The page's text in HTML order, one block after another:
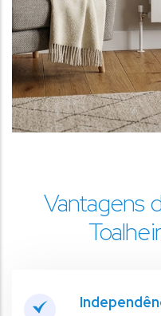
Vantagens